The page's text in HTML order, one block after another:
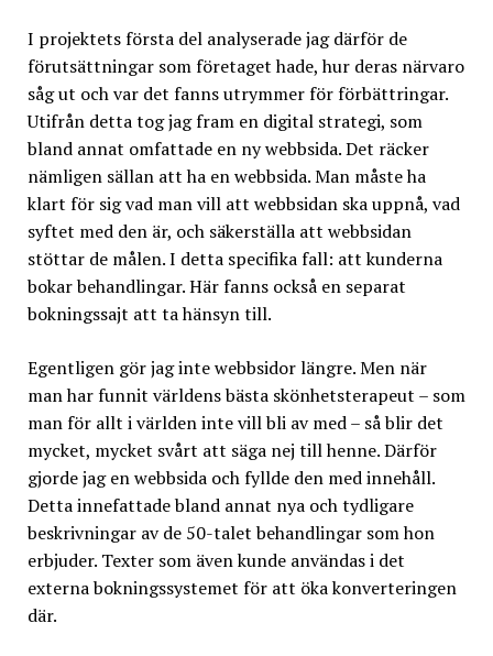
I projektets första del analyserade jag därför de
förutsättningar som företaget hade, hur deras närvaro
såg ut och var det fanns utrymmer för förbättringar.
Utifrån detta tog jag fram en digital strategi, som
bland annat omfattade en ny webbsida. Det räcker
nämligen sällan att ha en webbsida. Man måste ha
klart för sig vad man vill att webbsidan ska uppnå, vad
syftet med den är, och säkerställa att webbsidan
stöttar de målen. I detta specifika fall: att kunderna
bokar behandlingar. Här fanns också en separat
bokningssajt att ta hänsyn till.
Egentligen gör jag inte webbsidor längre. Men när
man har funnit världens bästa skönhetsterapeut – som
man för allt i världen inte vill bli av med – så blir det
mycket, mycket svårt att säga nej till henne. Därför
gjorde jag en webbsida och fyllde den med innehåll.
Detta innefattade bland annat nya och tydligare
beskrivningar av de 50-talet behandlingar som hon
erbjuder. Texter som även kunde användas i det
externa bokningssystemet för att öka konverteringen
där.